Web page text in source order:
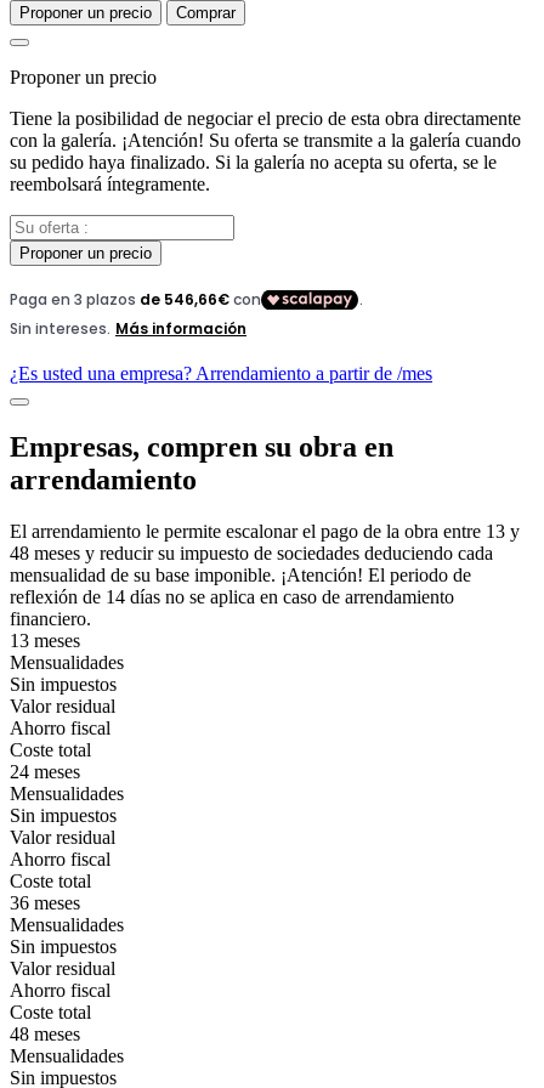
Proponer un precio Comprar
Proponer un precio
Tiene la posibilidad de negociar el precio de esta obra directamente
con la galería. ¡Atención! Su oferta se transmite a la galería cuando
su pedido haya finalizado. Si la galería no acepta su oferta, se le
reembolsará íntegramente.
Proponer un precio
¿Es usted una empresa? Arrendamiento a partir de /mes
Empresas, compren su obra en
arrendamiento
El arrendamiento le permite escalonar el pago de la obra entre 13 y
48 meses y reducir su impuesto de sociedades deduciendo cada
mensualidad de su base imponible. ¡Atención! El periodo de
reflexión de 14 días no se aplica en caso de arrendamiento
financiero.
13 meses
Mensualidades
Sin impuestos
Valor residual
Ahorro fiscal
Coste total
24 meses
Mensualidades
Sin impuestos
Valor residual
Ahorro fiscal
Coste total
36 meses
Mensualidades
Sin impuestos
Valor residual
Ahorro fiscal
Coste total
48 meses
Mensualidades
Sin impuestos